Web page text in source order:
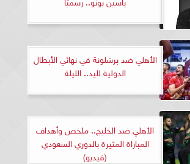
الأهلي ضد برشلونة في نهائي الأبطال
الدولية لليد.. الليلة
الأهلي ضد الخليج.. ملخص وأهداف
المباراة المثيرة بالدوري السعودي
(فيديو)